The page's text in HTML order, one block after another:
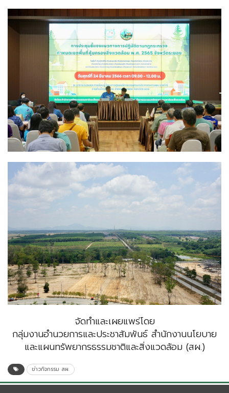
จัดทำและเผยแพร่โดย
กลุ่มงานอำนวยการและประชาสัมพันธ์ สำนักงานนโยบาย
และแผนทรัพยากรธรรมชาติและสิ่งแวดล้อม (สผ.)
ข่าวกิจกรรม สผ.